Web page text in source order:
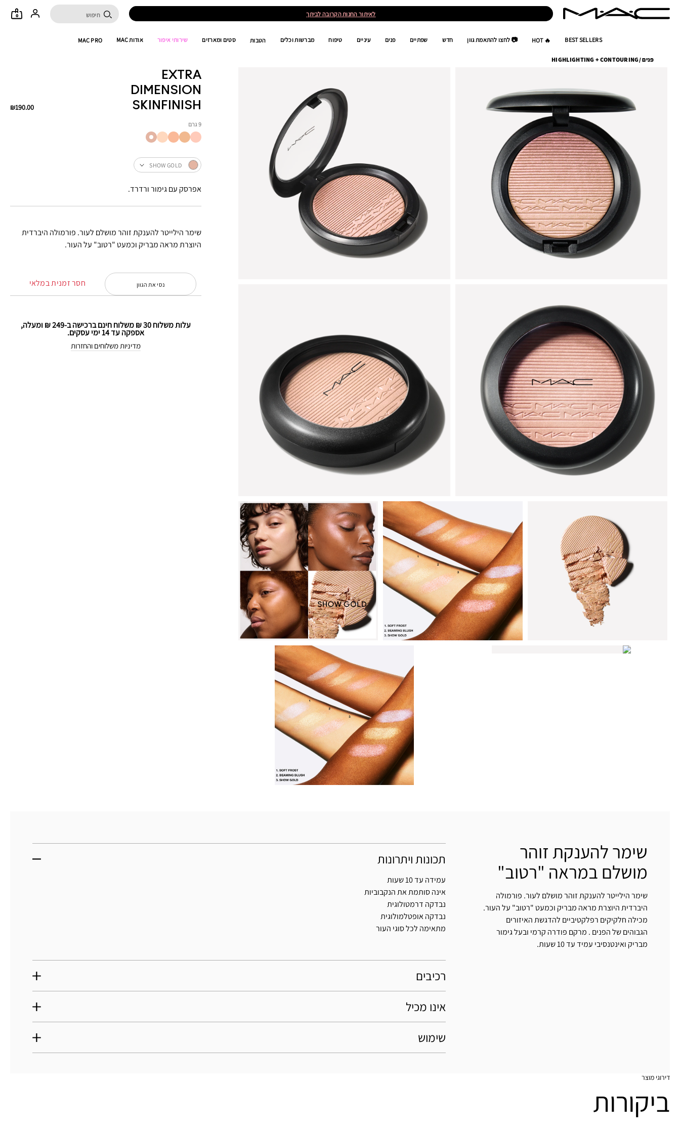
לאיתור החנות הקרובה לביתך 0
BEST SELLERS
🔥 HOT 📷 לחצו להתאמת גוון חדש שפתיים פנים עיניים טיפוח מברשות וכלים הטבות סטים ומארזים שירותי איפור אודות MAC MAC PRO
פנים/
HIGHLIGHTING + CONTOURING
EXTRA
DIMENSION
SKINFINISH
₪190.00
9 גרם
שימר הילייטר להענקת זוהר מושלם לעור. פורמולה היברדית
היוצרת מראה מבריק וכמעט "רטוב" על העור.
SHOW GOLD
אפרסק עם גימור ורדרד.
חסר זמנית במלאי נסי את הגוון
עלות משלוח 30 ₪ משלוח חינם ברכישה ב-249 ₪ ומעלה,
אספקה עד 14 ימי עסקים.
מדיניות משלוחים והחזרות
שימר להענקת זוהר
מושלם במראה "רטוב"
שימר הילייטר להענקת זוהר מושלם לעור. פורמולה
היברדית היוצרת מראה מבריק וכמעט "רטוב" על העור.
מכילה חלקיקים רפלקטיביים להדגשת האיזורים
הגבוהים של הפנים . מרקם פודרה קרמי ובעל גימור
מבריק ואינטנסיבי עמיד עד 10 שעות.
תכונות ויתרונות
עמידה עד 10 שעות
אינה סותמת את הנקבוביות
נבדקה דרמטולוגית
נבדקה אופטלמולוגית
מתאימה לכל סוגי העור
רכיבים
אינו מכיל
שימוש
דירוגי מוצר
ביקורות